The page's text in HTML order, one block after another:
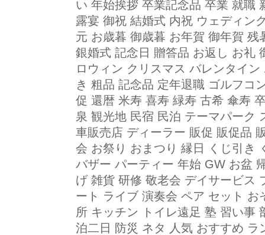
い 年始挨拶 卒業記念品 卒業 就職
露宴 御祝 結婚式 内祝 ウェディン
元 お歳暮 御歳暮 お年賀 御年賀
銀婚式 記念日 贈答品 お返し お礼
ロウィン クリスマス バレンタイ
き 粗品 記念品 定年退職 ゴルフコ
促 還暦 米寿 喜寿 緑寿 古希 傘寿
泉 観光地 民宿 民泊 テーマパーク
車販売店 ディーラー 販促 販促品
会 お祭り おまつり 縁日 くじ引き
バザー パーティー 年始 GW お盆
げ 雑貨 研修 敬老会 デイサービス
ート ライブ 演奏会 ペア セット
所 キッチン トイレ遠足 塾 習い事
泊二日 防災 ネタ 人気 おすすめ ラ